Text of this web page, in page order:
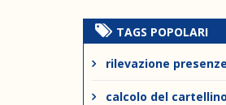
TAGS POPOLARI
rilevazione presenze
calcolo del cartellino